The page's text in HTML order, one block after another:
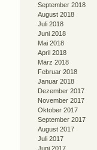
September 2018
August 2018
Juli 2018
Juni 2018
Mai 2018
April 2018
März 2018
Februar 2018
Januar 2018
Dezember 2017
November 2017
Oktober 2017
September 2017
August 2017
Juli 2017
Juni 2017